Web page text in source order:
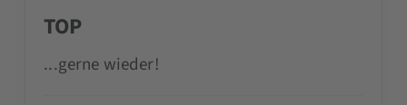
TOP
...gerne wieder!